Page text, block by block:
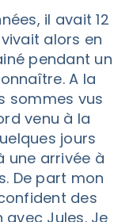
il avait 12
alors en
pendant un
A la
sommes vus
venu à la
jours
une arrivée à
De part mon
des
Jules. Je